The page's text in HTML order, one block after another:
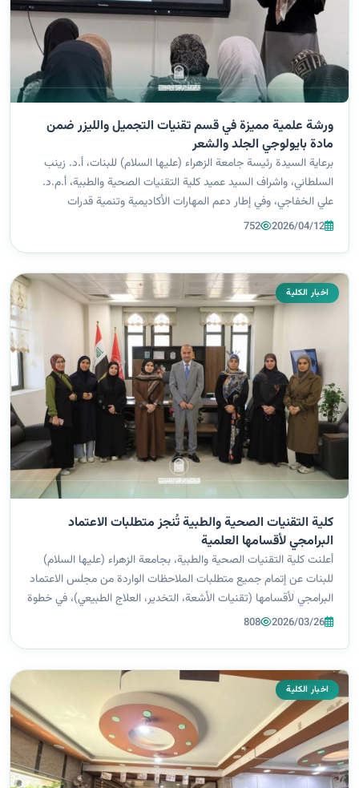
ورشة علمية مميزة في قسم تقنيات التجميل والليزر ضمن
مادة بايولوجي الجلد والشعر
برعاية السيدة رئيسة جامعة الزهراء (عليها السلام) للبنات، أ.د. زينب
السلطاني، واشراف السيد عميد كلية التقنيات الصحية والطبية، أ.م.د.
علي الخفاجي، وفي إطار دعم المهارات الأكاديمية وتنمية قدرات
الطالبات، نظّمت الطالبتين من المرحلة الاولى في قسم تقنيات الليزر
2026/04/12
752
اخبار الكلية
كلية التقنيات الصحية والطبية تُنجز متطلبات الاعتماد
البرامجي لأقسامها العلمية
أعلنت كلية التقنيات الصحية والطبية، بجامعة الزهراء (عليها السلام)
للبنات عن إتمام جميع متطلبات الملاحظات الواردة من مجلس الاعتماد
البرامجي لأقسامها (تقنيات الأشعة، التخدير، العلاج الطبيعي)، في خطوة
تعكس حرصها على تعزيز جودة التعليم والالتزام بالمعايير الوطنية....
2026/03/26
808
اخبار الكلية